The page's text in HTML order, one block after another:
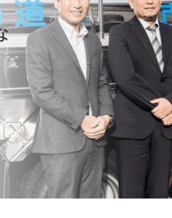
ス
閉じる
ソフトウェアテスト・品質保証
面白法人カヤック
詳しく見る
ド
ソフトウェアテスト・品質保証
AIシステムの品質保証ー基
本と進め方ー
今すぐダウンロード